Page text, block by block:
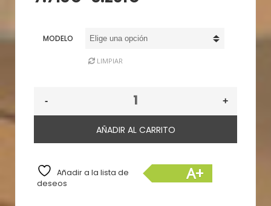
desde
MODELO
LIMPIAR
AÑADIR AL CARRITO
Añadir a la lista de
deseos
A+